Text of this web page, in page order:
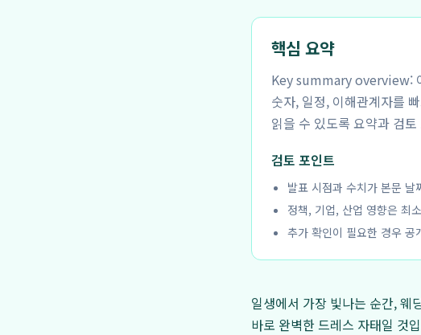
핵심 요약
Key summary overview:
숫자, 일정, 이해관계자를
읽을 수 있도록 요약과 검
검토 포인트
발표 시점과 수치가 본문 날
정책, 기업, 산업 영향은 최
추가 확인이 필요한 경우 공
일생에서 가장 빛나는 순간, 웨
바로 완벽한 드레스 자태일 것